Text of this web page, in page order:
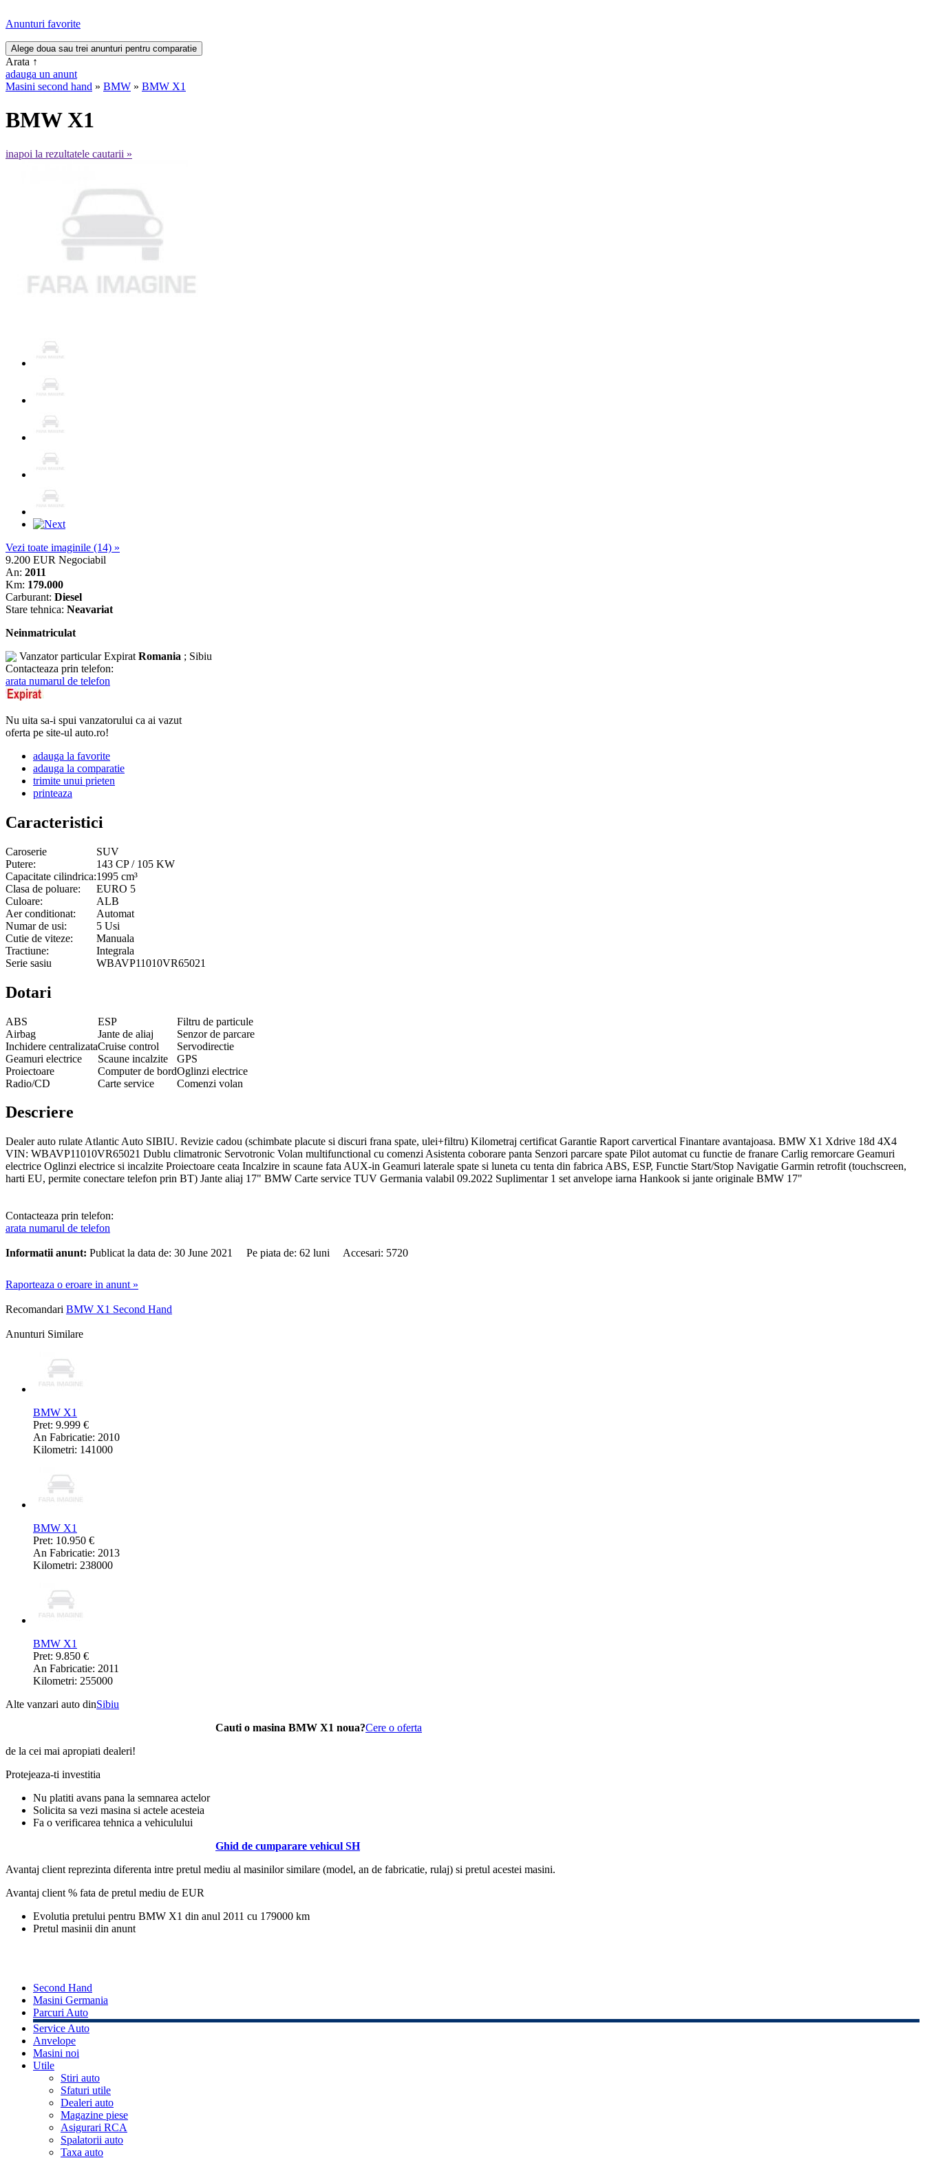
Anunturi favorite
Arata ↑
adauga un anunt
Masini second hand » BMW » BMW X1
BMW X1
inapoi la rezultatele cautarii »
Vezi toate imaginile (14) »
9.200 EUR Negociabil
An: 2011
Km: 179.000
Carburant: Diesel
Stare tehnica: Neavariat
Neinmatriculat
Vanzator particularExpirat Romania ; Sibiu
Contacteaza prin telefon:
arata numarul de telefon
Nu uita sa-i spui vanzatorului ca ai vazut
oferta pe site-ul auto.ro!
adauga la favorite
adauga la comparatie
trimite unui prieten
printeaza
Caracteristici
Caroserie
SUV
Putere:
143 CP / 105 KW
Capacitate cilindrica:1995 cm³
Clasa de poluare:
EURO 5
Culoare:
ALB
Aer conditionat:
Automat
Numar de usi:
5 Usi
Cutie de viteze:
Manuala
Tractiune:
Integrala
Serie sasiu
WBAVP11010VR65021
Dotari
ABS ESP
Filtru de particule
Airbag
Jante de aliaj
Senzor de parcare
Inchidere centralizataCruise control
Servodirectie
Geamuri electrice
Scaune incalzite
GPS
Proiectoare
Computer de bordOglinzi electrice
Radio/CD
Carte service Comenzi volan
Descriere
Dealer auto rulate Atlantic Auto SIBIU. Revizie cadou (schimbate placute si discuri frana spate, ulei+filtru) Kilometraj certificat Garantie Raport carvertical Finantare avantajoasa. BMW X1 Xdrive 18d 4X4
VIN: WBAVP11010VR65021 Dublu climatronic Servotronic Volan multifunctional cu comenzi Asistenta coborare panta Senzori parcare spate Pilot automat cu functie de franare Carlig remorcare Geamuri
electrice Oglinzi electrice si incalzite Proiectoare ceata Incalzire in scaune fata AUX-in Geamuri laterale spate si luneta cu tenta din fabrica ABS, ESP, Functie Start/Stop Navigatie Garmin retrofit (touchscreen,
harti EU, permite conectare telefon prin BT) Jante aliaj 17" BMW Carte service TUV Germania valabil 09.2022 Suplimentar 1 set anvelope iarna Hankook si jante originale BMW 17"
Contacteaza prin telefon:
arata numarul de telefon
Informatii anunt: Publicat la data de: 30 June 2021 Pe piata de: 62 luni Accesari: 5720
Raporteaza o eroare in anunt »
Recomandari BMW X1 Second Hand
Anunturi Similare
BMW X1
Pret: 9.999 €
An Fabricatie: 2010
Kilometri: 141000
BMW X1
Pret: 10.950 €
An Fabricatie: 2013
Kilometri: 238000
BMW X1
Pret: 9.850 €
An Fabricatie: 2011
Kilometri: 255000
Alte vanzari auto dinSibiu
Cauti o masina BMW X1 noua?Cere o oferta
de la cei mai apropiati dealeri!
Protejeaza-ti investitia
Nu platiti avans pana la semnarea actelor
Solicita sa vezi masina si actele acesteia
Fa o verificarea tehnica a vehiculului
Ghid de cumparare vehicul SH
Avantaj client reprezinta diferenta intre pretul mediu al masinilor similare (model, an de fabricatie, rulaj) si pretul acestei masini.
Avantaj client % fata de pretul mediu de EUR
Evolutia pretului pentru BMW X1 din anul 2011 cu 179000 km
Pretul masinii din anunt
Second Hand
Masini Germania
Parcuri Auto
Service Auto
Anvelope
Masini noi
Utile
Stiri auto
Sfaturi utile
Dealeri auto
Magazine piese
Asigurari RCA
Spalatorii auto
Taxa auto